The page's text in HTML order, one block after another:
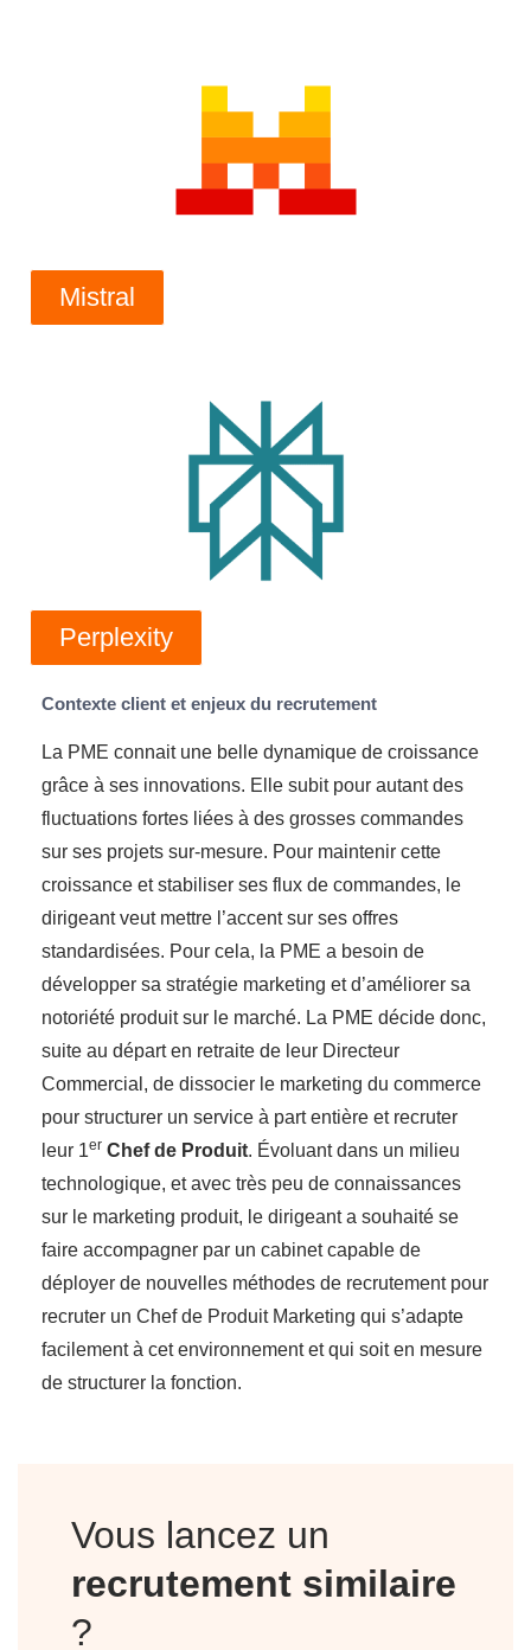
Mistral
Perplexity
Contexte client et enjeux du recrutement
La PME connait une belle dynamique de croissance
grâce à ses innovations. Elle subit pour autant des
fluctuations fortes liées à des grosses commandes
sur ses projets sur-mesure. Pour maintenir cette
croissance et stabiliser ses flux de commandes, le
dirigeant veut mettre l’accent sur ses offres
standardisées. Pour cela, la PME a besoin de
développer sa stratégie marketing et d’améliorer sa
notoriété produit sur le marché. La PME décide donc,
suite au départ en retraite de leur Directeur
Commercial, de dissocier le marketing du commerce
pour structurer un service à part entière et recruter
leur 1er Chef de Produit. Évoluant dans un milieu
technologique, et avec très peu de connaissances
sur le marketing produit, le dirigeant a souhaité se
faire accompagner par un cabinet capable de
déployer de nouvelles méthodes de recrutement pour
recruter un Chef de Produit Marketing qui s’adapte
facilement à cet environnement et qui soit en mesure
de structurer la fonction.
Vous lancez un
recrutement similaire
?